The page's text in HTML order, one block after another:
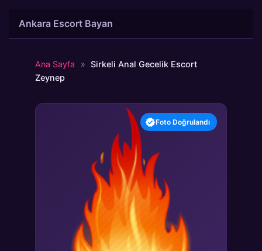
atla
Ankara Escort Bayan
Ana Sayfa » Sirkeli Anal Gecelik Escort
Zeynep
Foto Doğrulandı